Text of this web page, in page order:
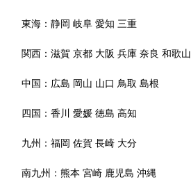
東海：静岡 岐阜 愛知 三重
関西：滋賀 京都 大阪 兵庫 奈良 和歌山
中国： 広島 岡山 山口 鳥取 島根
四国：香川 愛媛 徳島 高知
九州：福岡 佐賀 長崎 大分
南九州：熊本 宮崎 鹿児島 沖縄